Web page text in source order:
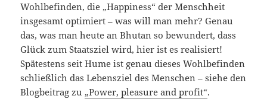
Wohlbefinden, die „Happiness“ der Menschheit
insgesamt optimiert – was will man mehr? Genau
das, was man heute an Bhutan so bewundert, dass
Glück zum Staatsziel wird, hier ist es realisiert!
Spätestens seit Hume ist genau dieses Wohlbefinden
schließlich das Lebensziel des Menschen – siehe den
Blogbeitrag zu „Power, pleasure and profit“.